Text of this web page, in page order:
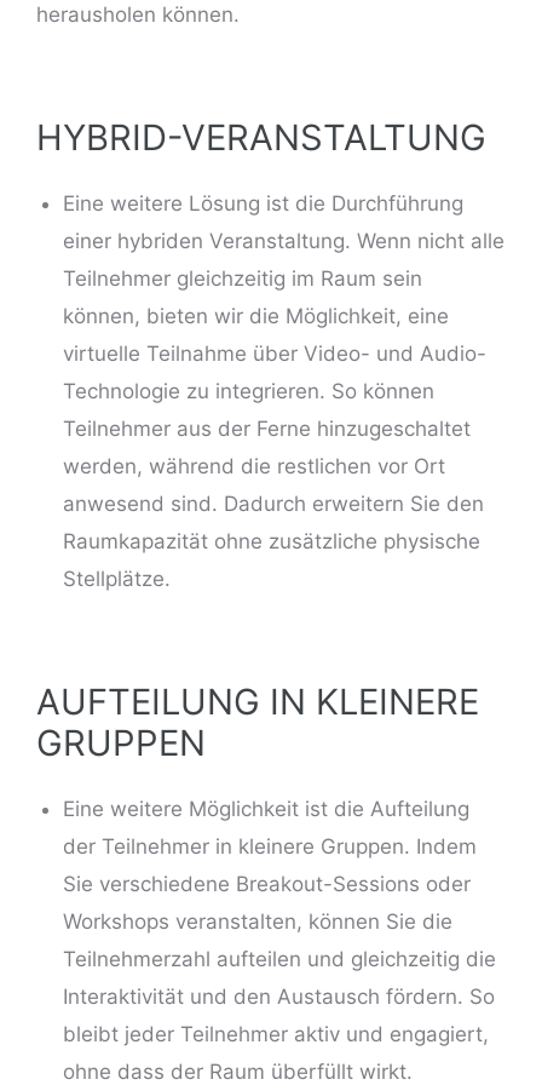
herausholen können.
HYBRID-VERANSTALTUNG
Eine weitere Lösung ist die Durchführung
einer hybriden Veranstaltung. Wenn nicht alle
Teilnehmer gleichzeitig im Raum sein
können, bieten wir die Möglichkeit, eine
virtuelle Teilnahme über Video- und Audio-
Technologie zu integrieren. So können
Teilnehmer aus der Ferne hinzugeschaltet
werden, während die restlichen vor Ort
anwesend sind. Dadurch erweitern Sie den
Raumkapazität ohne zusätzliche physische
Stellplätze.
AUFTEILUNG IN KLEINERE
GRUPPEN
Eine weitere Möglichkeit ist die Aufteilung
der Teilnehmer in kleinere Gruppen. Indem
Sie verschiedene Breakout-Sessions oder
Workshops veranstalten, können Sie die
Teilnehmerzahl aufteilen und gleichzeitig die
Interaktivität und den Austausch fördern. So
bleibt jeder Teilnehmer aktiv und engagiert,
ohne dass der Raum überfüllt wirkt.